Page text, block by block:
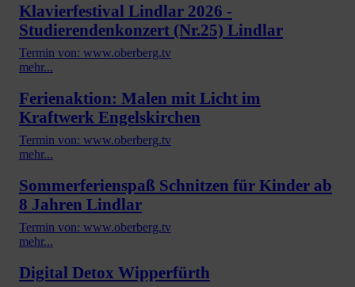
Klavierfestival Lindlar 2026 -
Studierendenkonzert (Nr.25) Lindlar
Termin von: www.oberberg.tv
mehr...
Ferienaktion: Malen mit Licht im
Kraftwerk Engelskirchen
Termin von: www.oberberg.tv
mehr...
Sommerferienspaß Schnitzen für Kinder ab
8 Jahren Lindlar
Termin von: www.oberberg.tv
mehr...
Digital Detox Wipperfürth